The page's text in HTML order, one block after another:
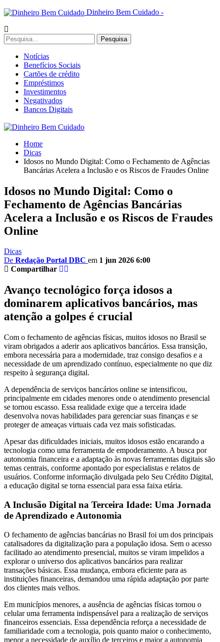
Dinheiro Bem Cuidado -
Notícias
Benefícios Sociais
Cartões de crédito
Empréstimos
Investimentos
Negativados
Bancos Digitais
Home
Dicas
Idosos no Mundo Digital: Como o Fechamento de Agências
Bancárias Acelera a Inclusão e os Riscos de Fraudes Online
Idosos no Mundo Digital: Como o
Fechamento de Agências Bancárias
Acelera a Inclusão e os Riscos de Fraudes
Online
Dicas
De Redação Portal DBC em 1 jun 2026 6:00
Compartilhar
Avanço tecnológico força idosos a
dominarem aplicativos bancários, mas
atenção a golpes é crucial
Com o fechamento de agências físicas, muitos idosos no Brasil se
viram obrigados a aderir aos aplicativos bancários. Essa transição,
embora necessária para a modernidade, traz consigo desafios e a
necessidade de um aprendizado contínuo, especialmente no que diz
respeito à segurança digital.
A dependência de serviços bancários online se intensificou,
principalmente em cidades menores onde o atendimento presencial
se tornou escasso. Essa realidade exige que a terceira idade
desenvolva novas habilidades para gerenciar suas finanças e se
proteger de ameaças virtuais cada vez mais sofisticadas.
Apesar das dificuldades iniciais, muitos idosos estão encarando a
tecnologia como uma ferramenta de empoderamento. A busca por
autonomia financeira e a adaptação às novas ferramentas digitais são
temas centrais, conforme apontado por especialistas e relatos de
usuários. Conforme informação divulgada pelo Seu Crédito Digital,
a educação digital se torna essencial para essa faixa etária.
A Inclusão Digital na Terceira Idade: Uma Jornada
de Aprendizado e Autonomia
O fechamento de agências bancárias no Brasil foi um dos principais
catalisadores da digitalização para a população idosa. Sem o acesso
facilitado ao atendimento presencial, muitos se viram impelidos a
explorar o universo dos aplicativos bancários para realizar
transações básicas. Essa mudança, embora eficiente para as
instituições financeiras, demandou uma rápida adaptação por parte
dos clientes mais velhos.
Em municípios menores, a ausência de agências físicas tornou o
celular uma ferramenta indispensável para a realização de serviços
financeiros essenciais. Essa dependência reforça a necessidade de
familiaridade com a tecnologia, pois quanto maior o conhecimento,
menor a necessidade de auxílio de terceiros e maior a autonomia